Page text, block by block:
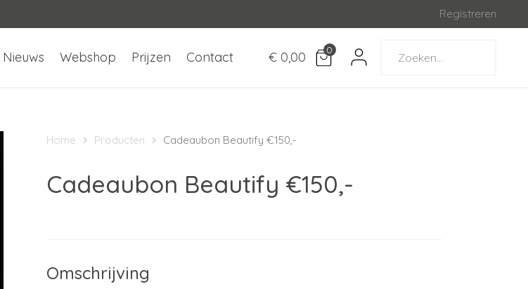
Registreren
Nieuws Webshop Prijzen Contact 0
€ 0,00
Home Producten Cadeaubon Beautify €150,-
Cadeaubon Beautify €150,-
Omschrijving